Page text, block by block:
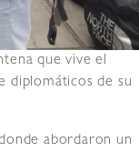
que vive el
diplomáticos de su
abordaron un